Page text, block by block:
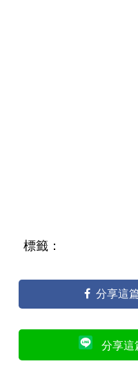
標籤：
分享這篇
分享這